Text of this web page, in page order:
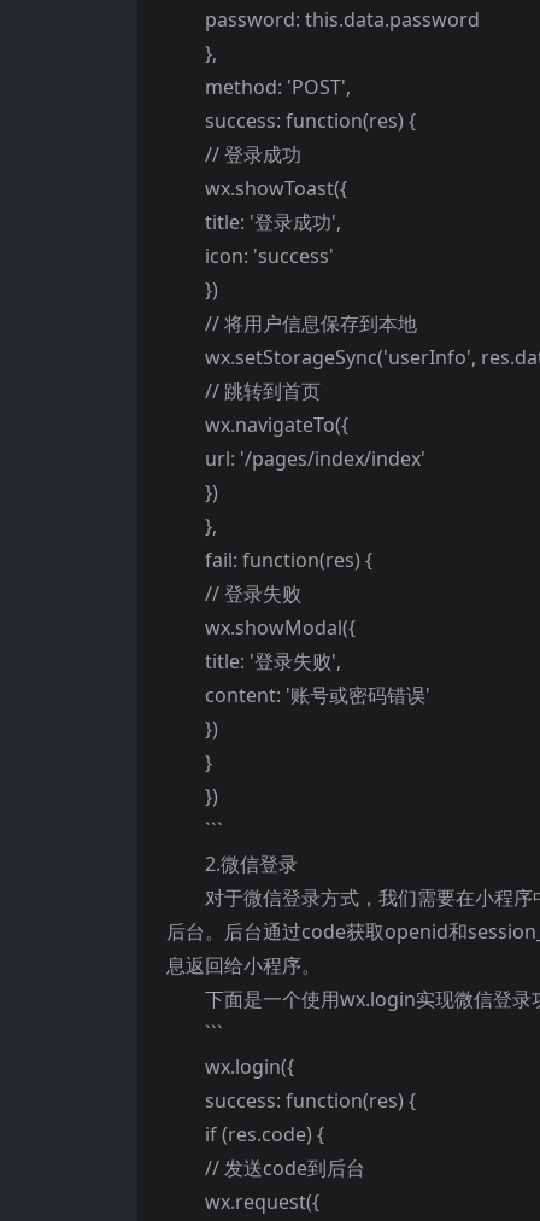
password: this.data.password
},
method: 'POST',
success: function(res) {
// 登录成功
wx.showToast({
title: '登录成功',
icon: 'success'
})
// 将用户信息保存到本地
wx.setStorageSync('userInfo',
// 跳转到首页
wx.navigateTo({
url: '/pages/index/index'
})
},
fail: function(res) {
// 登录失败
wx.showModal({
title: '登录失败',
content: '账号或密码错误'
})
}
})
```
2.微信登录
对于微信登录方式，我们需要在小程
后台。后台通过code获取openid和
息返回给小程序。
下面是一个使用wx.login实现微信登录
```
wx.login({
success: function(res) {
if (res.code) {
// 发送code到后台
wx.request({